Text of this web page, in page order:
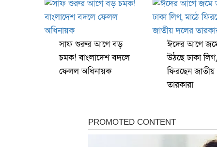
সাফ শুরুর আগে বড়
চমক! বাংলাদেশ বদলে
ফেলল অধিনায়ক
ঈদের আগে
উঠছে ঢাকা
ফিরছেন
তারকারা